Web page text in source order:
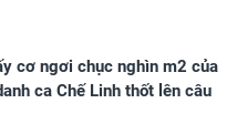
cơ ngơi chục nghìn m2 của
ca Chế Linh thốt lên câu